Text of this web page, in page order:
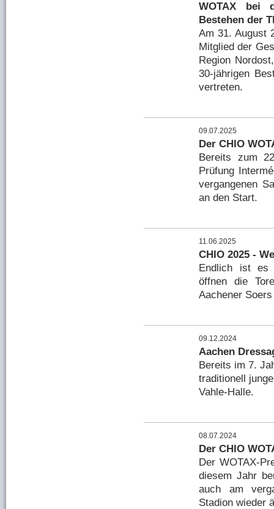
WOTAX bei
Bestehen der
Am 31. August
Mitglied der
Region
30-jährigen
vertreten.
09.07.2025
Der CHIO
Bereits zum
Prüfung
vergangenen
an den Start.
11.06.2025
CHIO 2025 -
Endlich ist es
öffnen die
Aachener
09.12.2024
Aachen
Bereits im 7.
traditionell
Vahle-Halle.
08.07.2024
Der CHIO
Der WOTAX-
diesem Jahr
auch am
Stadion wieder